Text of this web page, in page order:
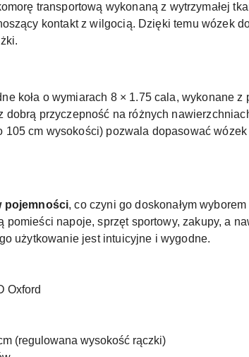
transportową wykonaną z wytrzymałej
kontakt z wilgocią. Dzięki temu wózek
koła o wymiarach 8 × 1.75 cala, wykonane z
dobrą przyczepność na różnych
cm wysokości) pozwala dopasować
pojemności, co czyni go doskonałym
pomieści napoje, sprzęt sportowy, zakupy, a
użytkowanie jest intuicyjne i wygodne.
Oxford
(regulowana wysokość rączki)